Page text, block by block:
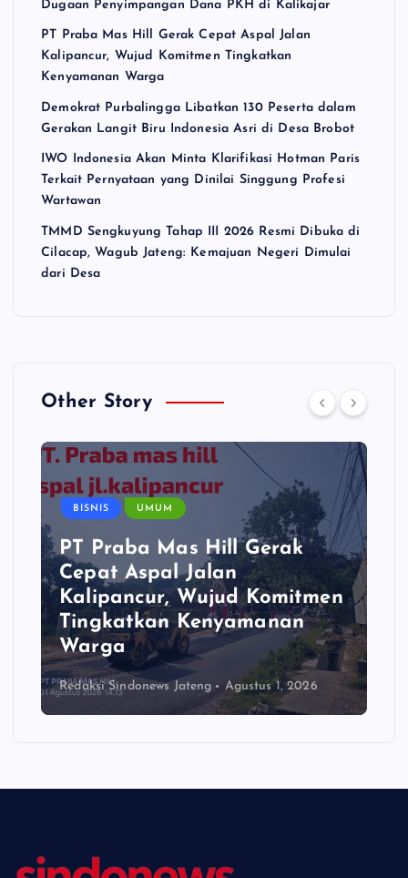
Dugaan Penyimpangan Dana PKH di Kalikajar
PT Praba Mas Hill Gerak Cepat Aspal Jalan
Kalipancur, Wujud Komitmen Tingkatkan
Kenyamanan Warga
Demokrat Purbalingga Libatkan 130 Peserta dalam
Gerakan Langit Biru Indonesia Asri di Desa Brobot
IWO Indonesia Akan Minta Klarifikasi Hotman Paris
Terkait Pernyataan yang Dinilai Singgung Profesi
Wartawan
TMMD Sengkuyung Tahap III 2026 Resmi Dibuka di
Cilacap, Wagub Jateng: Kemajuan Negeri Dimulai
dari Desa
Other Story
BISNIS UMUM
PT Praba Mas Hill Gerak
Cepat Aspal Jalan
Kalipancur, Wujud Komitmen
Tingkatkan Kenyamanan
Warga
Redaksi Sindonews Jateng Agustus 1, 2026